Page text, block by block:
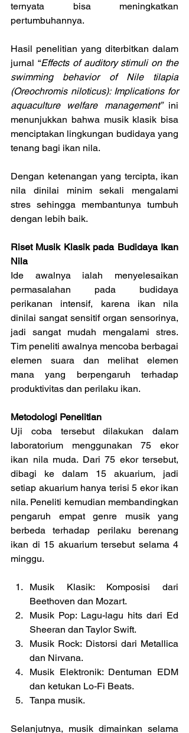
ternyata bisa meningkatkan
pertumbuhannya.
Hasil penelitian yang diterbitkan dalam
jurnal “Effects of auditory stimuli on the
swimming behavior of Nile tilapia
(Oreochromis niloticus): Implications for
aquaculture welfare management” ini
menunjukkan bahwa musik klasik bisa
menciptakan lingkungan budidaya yang
tenang bagi ikan nila.
Dengan ketenangan yang tercipta, ikan
nila dinilai minim sekali mengalami
stres sehingga membantunya tumbuh
dengan lebih baik.
Riset Musik Klasik pada Budidaya Ikan
Nila
Ide awalnya ialah menyelesaikan
permasalahan pada budidaya
perikanan intensif, karena ikan nila
dinilai sangat sensitif organ sensorinya,
jadi sangat mudah mengalami stres.
Tim peneliti awalnya mencoba berbagai
elemen suara dan melihat elemen
mana yang berpengaruh terhadap
produktivitas dan perilaku ikan.
Metodologi Penelitian
Uji coba tersebut dilakukan dalam
laboratorium menggunakan 75 ekor
ikan nila muda. Dari 75 ekor tersebut,
dibagi ke dalam 15 akuarium, jadi
setiap akuarium hanya terisi 5 ekor ikan
nila. Peneliti kemudian membandingkan
pengaruh empat genre musik yang
berbeda terhadap perilaku berenang
ikan di 15 akuarium tersebut selama 4
minggu.
Musik Klasik: Komposisi dari
Beethoven dan Mozart.
Musik Pop: Lagu-lagu hits dari Ed
Sheeran dan Taylor Swift.
Musik Rock: Distorsi dari Metallica
dan Nirvana.
Musik Elektronik: Dentuman EDM
dan ketukan Lo-Fi Beats.
Tanpa musik.
Selanjutnya, musik dimainkan selama